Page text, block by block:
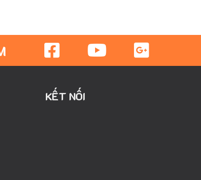
KẾT NỐI